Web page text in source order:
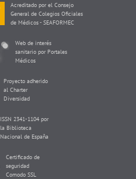
Acreditado por el Consejo
General de Colegios Oficiales
de Médicos - SEAFORMEC
Web de interés
sanitario por Portales
Médicos
Proyecto adherido
al Charter
Diversidad
ISSN 2341-1104 por
la Biblioteca
Nacional de España
Certificado de
seguridad
Comodo SSL